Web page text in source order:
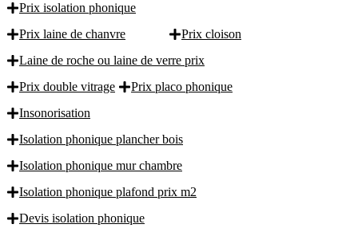
Prix isolation phonique
Prix laine de chanvre
Prix cloison
Laine de roche ou laine de verre prix
Prix double vitrage
Prix placo phonique
Insonorisation
Isolation phonique plancher bois
Isolation phonique mur chambre
Isolation phonique plafond prix m2
Devis isolation phonique